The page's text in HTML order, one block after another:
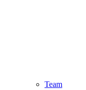
Team